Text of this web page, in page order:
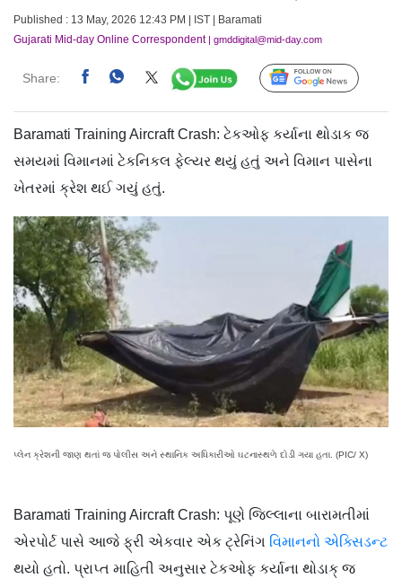
Published : 13 May, 2026 12:43 PM | IST | Baramati
Gujarati Mid-day Online Correspondent| gmddigital@mid-day.com
Share: Follow Us
Baramati Training Aircraft Crash: ટેકઓફ કર્યાના થોડાક જ
સમયમાં વિમાનમાં ટેકનિકલ ફેલ્યર થયું હતું અને વિમાન પાસેના
ખેતરમાં ક્રેશ થઈ ગયું હતું.
પ્લેન ક્રેશની જાણ થતાં જ પોલીસ અને સ્થાનિક અધિકારીઓ ઘટનાસ્થળે દોડી ગયા હતા. (PIC/ X)
Baramati Training Aircraft Crash: પૂણે જિલ્લાના બારામતીમાં
એરપોર્ટ પાસે આજે ફ્રી એકવાર એક ટ્રેનિંગ વિમાનનો એક્સિડન્ટ
થયો હતો. પ્રાપ્ત માહિતી અનુસાર ટેકઓફ કર્યાના થોડાક્ જ